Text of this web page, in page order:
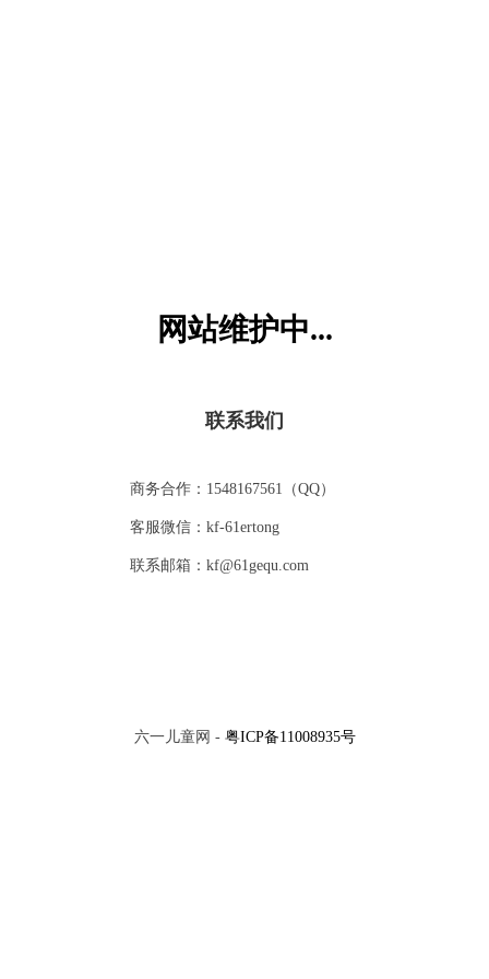
网站维护中...
联系我们
商务合作：1548167561（QQ）
客服微信：kf-61ertong
联系邮箱：kf@61gequ.com
六一儿童网 - 粤ICP备11008935号